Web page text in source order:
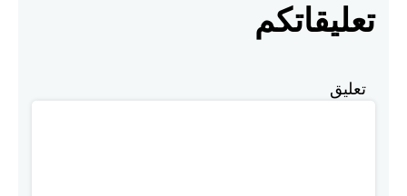
تعليقاتكم
تعليق